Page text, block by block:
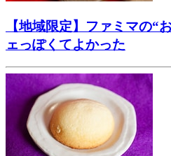
【地域限定】ファミマの“
ェっぽくてよかった